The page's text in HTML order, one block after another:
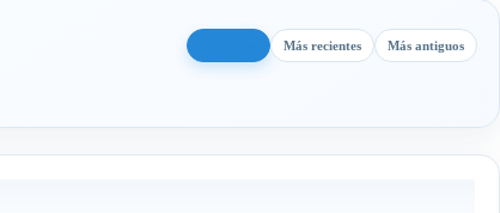
Más recientes Más antiguos